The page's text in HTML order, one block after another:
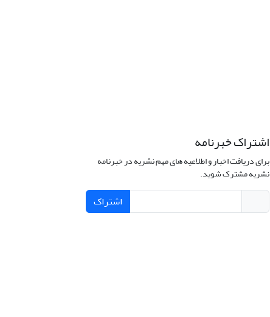
اشتراک خبرنامه
برای دریافت اخبار و اطلاعیه های مهم نشریه در خبرنامه
نشریه مشترک شوید.
اشتراک